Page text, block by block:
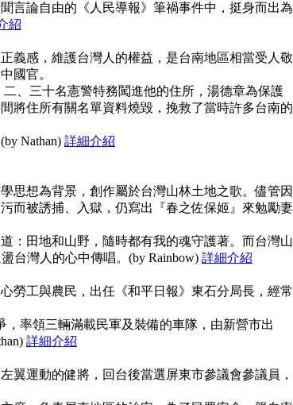
言論自由的《人民導報》筆禍事件中，挺身而出為
紹
義感，維護台灣人的權益，是台南地區相當受人敬
國官。
、三十名憲警特務闖進他的住所，湯德章為保護
將住所有關名單資料燒毀，挽救了當時許多台南的
Nathan) 詳細介紹
思想為背景，創作屬於台灣山林土地之歌。儘管因
而被誘捕、入獄，仍寫出『春之佐保姬』來勉勵妻
：田地和山野，隨時都有我的魂守護著。而台灣山
台灣人的心中傳唱。(by Rainbow) 詳細介紹
勞工與農民，出任《和平日報》東石分局長，經常
率領三輛滿載民軍及裝備的車隊，由新營市出
詳細介紹
翼運動的健將，回台後當選屏東市參議會參議員，